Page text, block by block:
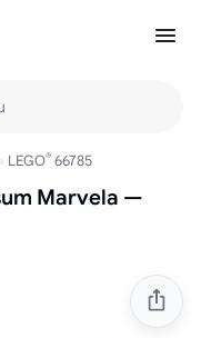
LEGO® 66785
Marvela —